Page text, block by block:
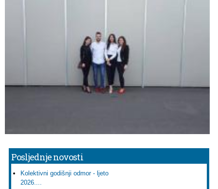
Posljednje novosti
Kolektivni godišnji odmor - ljeto
2026....